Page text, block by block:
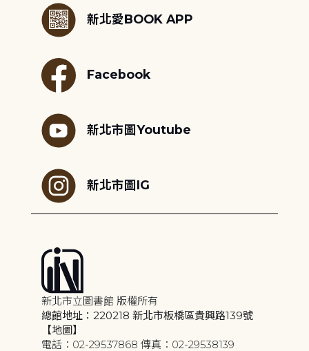
新北愛BOOK APP
Facebook
新北市圖Youtube
新北市圖IG
新北市立圖書館 版權所有
總館地址：220218 新北市板橋區貴興路139號
【地圖】
電話：02-29537868 傳真：02-29538139